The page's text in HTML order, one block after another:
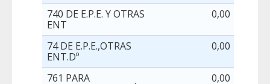
740 DE E.P.E. Y OTRAS
ENT
0,00
74 DE E.P.E.,OTRAS
ENT.Dº
0,00
761 PARA
0,00